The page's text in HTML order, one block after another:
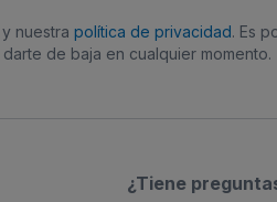
y nuestra política de privacidad. Es
de baja en cualquier momento.
¿Tiene